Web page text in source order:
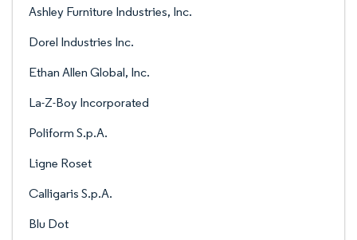
Ashley Furniture Industries, Inc.
Dorel Industries Inc.
Ethan Allen Global, Inc.
La-Z-Boy Incorporated
Poliform S.p.A.
Ligne Roset
Calligaris S.p.A.
Blu Dot